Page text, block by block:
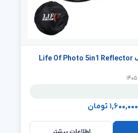
رفلکتور پنج کاره لایف Life Of Photo 5in1 Reflector
۱,۶۰۰,۰۰۰ تومان